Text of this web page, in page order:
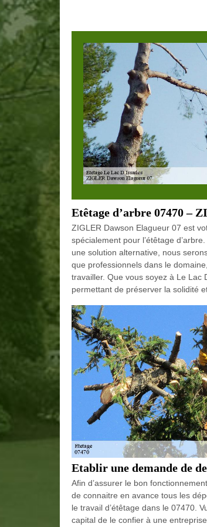
Etêtage d’arbre 07470 –
ZIGLER Dawson Elagueur 07 est
spécialement pour l’étêtage
une solution alternative, nous
que professionnels dans le
travailler. Que vous soyez à Le Lac
permettant de préserver la solidité
Etablir une demande de
Afin d’assurer le bon
de connaitre en avance tous les
le travail d’étêtage dans le 07470.
capital de le confier à une